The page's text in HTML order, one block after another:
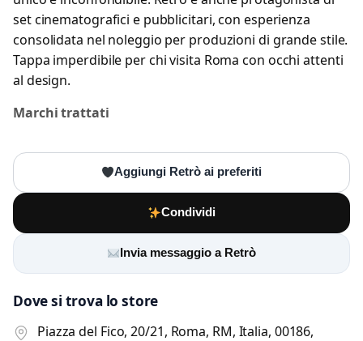
set cinematografici e pubblicitari, con esperienza
consolidata nel noleggio per produzioni di grande stile.
Tappa imperdibile per chi visita Roma con occhi attenti
al design.
Marchi trattati
Aggiungi Retrò ai preferiti
Condividi
Invia messaggio a Retrò
Dove si trova lo store
Piazza del Fico, 20/21, Roma, RM, Italia, 00186,